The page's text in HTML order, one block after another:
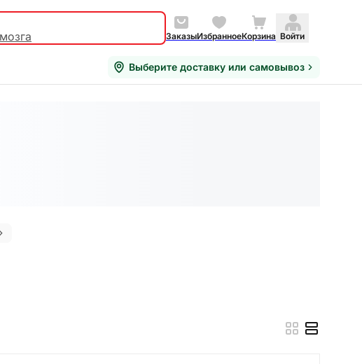
ЗаказыИзбранноеКорзина Войти
Выберите доставку или самовывоз